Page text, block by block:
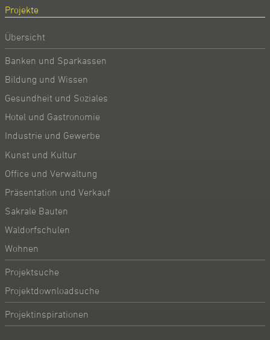
Projekte
Übersicht
Banken und Sparkassen
Bildung und Wissen
Gesundheit und Soziales
Hotel und Gastronomie
Industrie und Gewerbe
Kunst und Kultur
Office und Verwaltung
Präsentation und Verkauf
Sakrale Bauten
Waldorfschulen
Wohnen
Projektsuche
Projektdownloadsuche
Projektinspirationen